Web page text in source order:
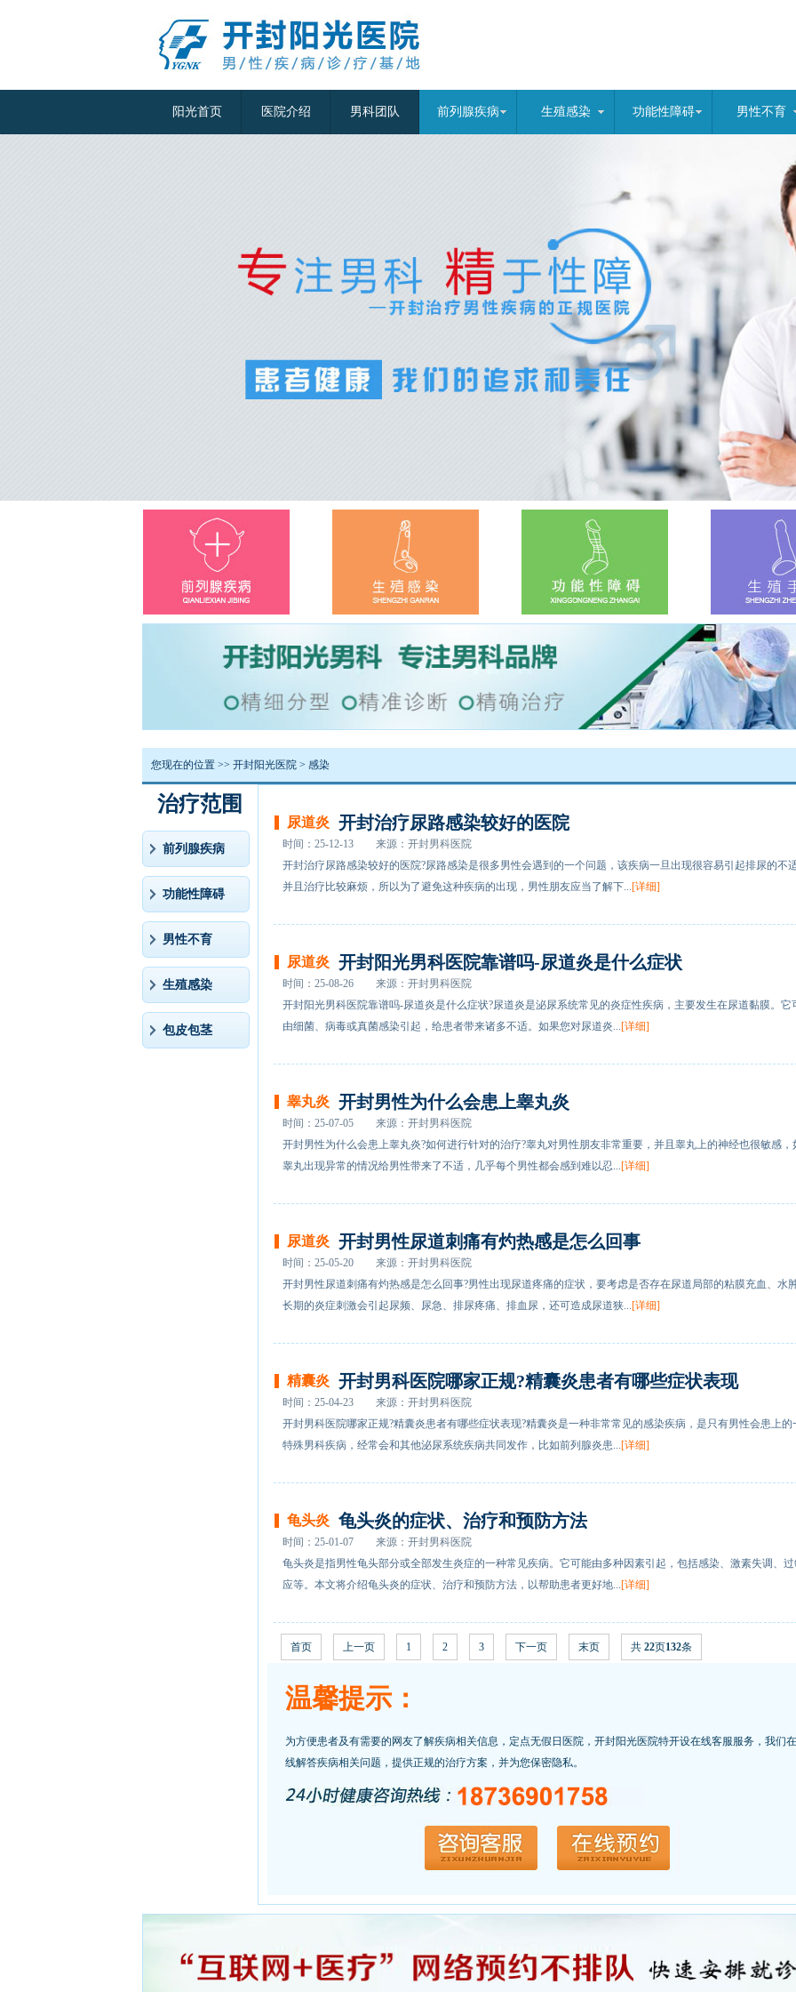
阳光首页 医院介绍 男科团队 前列腺疾病 生殖感染 功能性障碍 男性不育
您现在的位置 >> 开封阳光医院 > 感染
治疗范围
前列腺疾病
功能性障碍
男性不育
生殖感染
包皮包茎
尿道炎 开封治疗尿路感染较好的医院
时间：25-12-13
来源：开封男科医院
开封治疗尿路感染较好的医院?尿路感染是很多男性会遇到的一个问题，该疾病一旦出现很容易引起排尿的不
并且治疗比较麻烦，所以为了避免这种疾病的出现，男性朋友应当了解下...[详细]
尿道炎 开封阳光男科医院靠谱吗-尿道炎是什么症状
时间：25-08-26
来源：开封男科医院
开封阳光男科医院靠谱吗-尿道炎是什么症状?尿道炎是泌尿系统常见的炎症性疾病，主要发生在尿道黏膜。它
由细菌、病毒或真菌感染引起，给患者带来诸多不适。如果您对尿道炎...[详细]
睾丸炎 开封男性为什么会患上睾丸炎
时间：25-07-05
来源：开封男科医院
开封男性为什么会患上睾丸炎?如何进行针对的治疗?睾丸对男性朋友非常重要，并且睾丸上的神经也很敏感，
睾丸出现异常的情况给男性带来了不适，几乎每个男性都会感到难以忍...[详细]
尿道炎 开封男性尿道刺痛有灼热感是怎么回事
时间：25-05-20
来源：开封男科医院
开封男性尿道刺痛有灼热感是怎么回事?男性出现尿道疼痛的症状，要考虑是否存在尿道局部的粘膜充血、水
长期的炎症刺激会引起尿频、尿急、排尿疼痛、排血尿，还可造成尿道狭...[详细]
精囊炎 开封男科医院哪家正规?精囊炎患者有哪些症状表现
时间：25-04-23
来源：开封男科医院
开封男科医院哪家正规?精囊炎患者有哪些症状表现?精囊炎是一种非常常见的感染疾病，是只有男性会患上的
特殊男科疾病，经常会和其他泌尿系统疾病共同发作，比如前列腺炎患...[详细]
龟头炎 龟头炎的症状、治疗和预防方法
时间：25-01-07
来源：开封男科医院
龟头炎是指男性龟头部分或全部发生炎症的一种常见疾病。它可能由多种因素引起，包括感染、激素失调、
应等。本文将介绍龟头炎的症状、治疗和预防方法，以帮助患者更好地...[详细]
首页 上一页 1 2 3 下一页 末页 共 22页132条
温馨提示：
为方便患者及有需要的网友了解疾病相关信息，定点无假日医院，开封阳光医院特开设在线客服服务，我们在
线解答疾病相关问题，提供正规的治疗方案，并为您保密隐私。